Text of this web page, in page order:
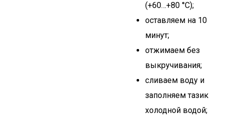
(+60…+80 °C);
оставляем на 10
минут;
отжимаем без
выкручивания;
сливаем воду и
заполняем тазик
холодной водой;